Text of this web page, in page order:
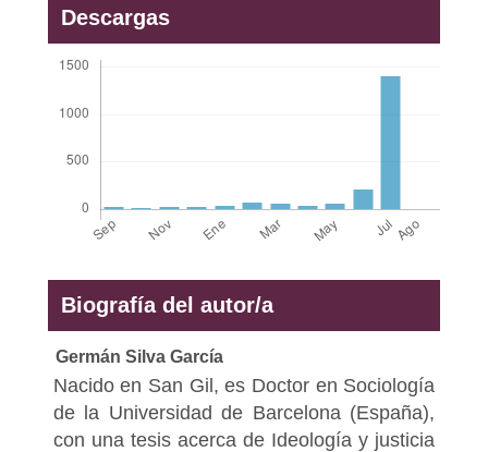
Descargas
Biografía del autor/a
Germán Silva García
Nacido en San Gil, es Doctor en Sociología
de la Universidad de Barcelona (España),
con una tesis acerca de Ideología y justicia